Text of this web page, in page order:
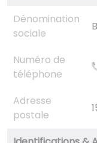
Dénomination
sociale
Numéro de
téléphone
Adresse
postale